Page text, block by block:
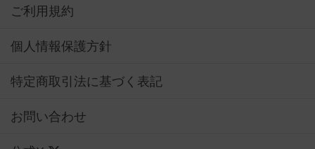
ご利用規約
個人情報保護方針
特定商取引法に基づく表記
お問い合わせ